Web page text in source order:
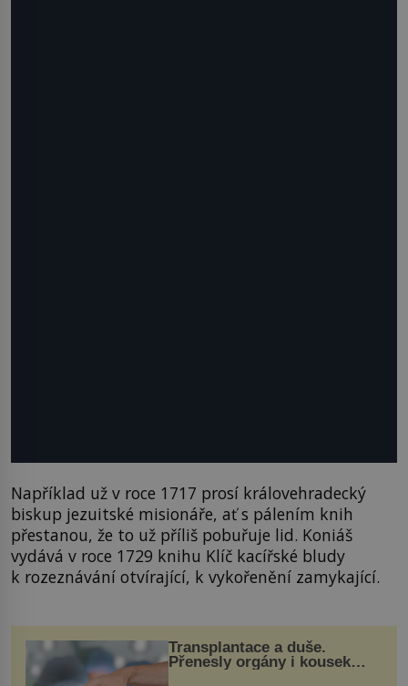
Například už v roce 1717 prosí královehradecký
biskup jezuitské misionáře, ať s pálením knih
přestanou, že to už příliš pobuřuje lid. Koniáš
vydává v roce 1729 knihu Klíč kacířské bludy
k rozeznávání otvírající, k vykořenění zamykající.
Transplantace a duše.
Přenesly orgány i kousek